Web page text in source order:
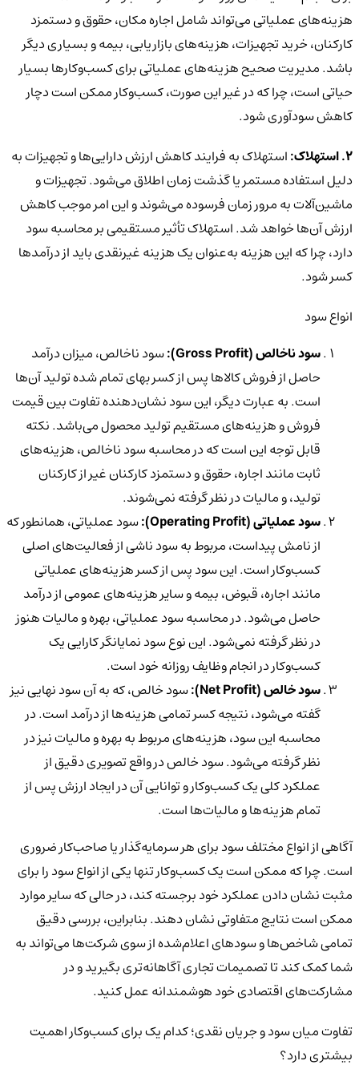
هزینه‌های عملیاتی می‌تواند شامل اجاره مکان، حقوق و دستمزد
کارکنان، خرید تجهیزات، هزینه‌های بازاریابی، بیمه و بسیاری دیگر
باشد. مدیریت صحیح هزینه‌های عملیاتی برای کسب‌وکارها بسیار
حیاتی است، چرا که در غیر این صورت، کسب‌وکار ممکن است دچار
کاهش سودآوری شود.
2. استهلاک:
استهلاک به فرایند کاهش ارزش دارایی‌ها و تجهیزات به
دلیل استفاده مستمر یا گذشت زمان اطلاق می‌شود. تجهیزات و
ماشین‌آلات به مرور زمان فرسوده می‌شوند و این امر موجب کاهش
ارزش آن‌ها خواهد شد. استهلاک تأثیر مستقیمی بر محاسبه سود
دارد، چرا که این هزینه به‌عنوان یک هزینه غیرنقدی باید از درآمدها
کسر شود.
انواع سود
سود ناخالص (Gross Profit):
سود ناخالص، میزان درآمد
حاصل از فروش کالاها پس از کسر بهای تمام شده تولید آن‌ها
است. به عبارت دیگر، این سود نشان‌دهنده‌ تفاوت بین قیمت
فروش و هزینه‌های مستقیم تولید محصول می‌باشد. نکته
قابل توجه این است که در محاسبه سود ناخالص، هزینه‌های
ثابت مانند اجاره، حقوق و دستمزد کارکنان غیر از کارکنان
تولید، و مالیات در نظر گرفته نمی‌شوند.
سود عملیاتی (Operating Profit):
سود عملیاتی، همانطور که
از نامش پیداست، مربوط به سود ناشی از فعالیت‌های اصلی
کسب‌وکار است. این سود پس از کسر هزینه‌های عملیاتی
مانند اجاره، قبوض، بیمه و سایر هزینه‌های عمومی از درآمد
حاصل می‌شود. در محاسبه سود عملیاتی، بهره و مالیات هنوز
در نظر گرفته نمی‌شود. این نوع سود نمایانگر کارایی یک
کسب‌وکار در انجام وظایف روزانه خود است.
سود خالص (Net Profit):
سود خالص، که به آن سود نهایی نیز
گفته می‌شود، نتیجه کسر تمامی هزینه‌ها از درآمد است. در
محاسبه این سود، هزینه‌های مربوط به بهره و مالیات نیز در
نظر گرفته می‌شود. سود خالص در واقع تصویری دقیق از
عملکرد کلی یک کسب‌وکار و توانایی آن در ایجاد ارزش پس از
تمام هزینه‌ها و مالیات‌ها است.
آگاهی از انواع مختلف سود برای هر سرمایه‌گذار یا صاحب‌کار ضروری
است. چرا که ممکن است یک کسب‌وکار تنها یکی از انواع سود را برای
مثبت نشان دادن عملکرد خود برجسته کند، در حالی که سایر موارد
ممکن است نتایج متفاوتی نشان دهند. بنابراین، بررسی دقیق
تمامی شاخص‌ها و سودهای اعلام‌شده از سوی شرکت‌ها می‌تواند به
شما کمک کند تا تصمیمات تجاری آگاهانه‌تری بگیرید و در
مشارکت‌های اقتصادی خود هوشمندانه عمل کنید.
تفاوت میان سود و جریان نقدی؛ کدام‌ یک برای کسب‌وکار اهمیت
بیشتری دارد؟